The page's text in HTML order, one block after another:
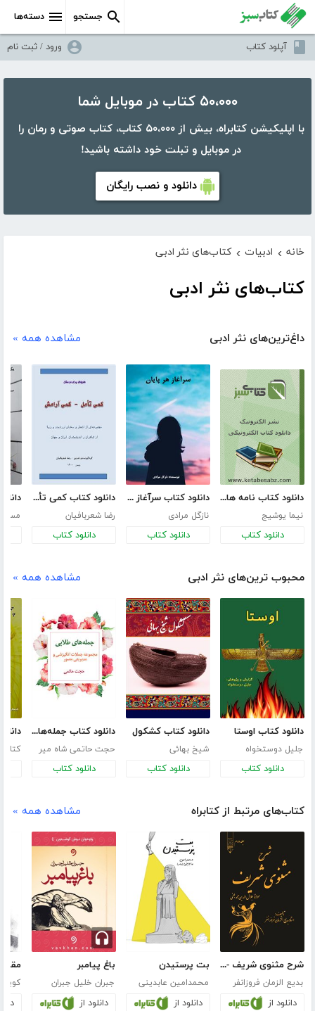
دسته‌ها جستجو
آپلود کتاب ورود / ثبت نام
۵۰،۰۰۰ کتاب در موبایل شما
با اپلیکیشن کتابراه، بیش از ۵۰،۰۰۰ کتاب، کتاب صوتی و رمان را
در موبایل و تبلت خود داشته باشید!
دانلود و نصب رایگان
خانه › ادبیات › کتاب‌های نثر ادبی
کتاب‌های نثر ادبی
داغ‌ترین‌های نثر ادبی مشاهده همه »
دانلود کتاب نامه های عاشقانه نیما
نیما یوشیج
دانلود کتاب
دانلود کتاب سرآغاز هر پایان
نازگل مرادی
دانلود کتاب
دانلود کتاب کمی تأمل - کمی آرامش
رضا شعربافیان
دانلود کتاب
محبوب ترین‌های نثر ادبی مشاهده همه »
دانلود کتاب اوستا
جلیل دوستخواه
دانلود کتاب
دانلود کتاب کشکول
شیخ بهائی
دانلود کتاب
دانلود کتاب جمله‌های طلایی
حجت حاتمی شاه میر
دانلود کتاب
کتاب‌های مرتبط از کتابراه مشاهده همه »
شرح مثنوی شریف - جلد دوم
بدیع الزمان فروزانفر
دانلود از
بت پرستیدن
محمدامین عابدینی
دانلود از
باغ پیامبر
جبران خلیل جبران
دانلود از